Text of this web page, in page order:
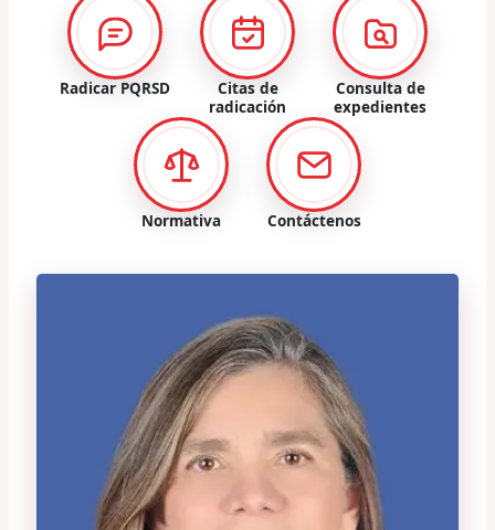
Radicar PQRSD
Citas de
radicación
Consulta de
expedientes
Normativa Contáctenos